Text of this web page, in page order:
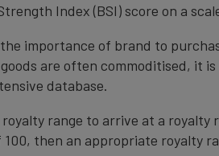
Index (BSI) score on a
importance of brand to
are often commoditised, it
database.
range to arrive at a royalty
then an appropriate royalty